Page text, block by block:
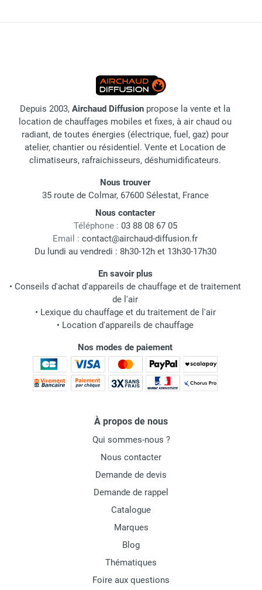
Depuis 2003, Airchaud Diffusion propose la vente et la
location de chauffages mobiles et fixes, à air chaud ou
radiant, de toutes énergies (électrique, fuel, gaz) pour
atelier, chantier ou résidentiel. Vente et Location de
climatiseurs, rafraichisseurs, déshumidificateurs.
Nous trouver
35 route de Colmar, 67600 Sélestat, France
Nous contacter
Téléphone : 03 88 08 67 05
Email : contact@airchaud-diffusion.fr
Du lundi au vendredi : 8h30-12h et 13h30-17h30
En savoir plus
• Conseils d'achat d'appareils de chauffage et de traitement
de l'air
• Lexique du chauffage et du traitement de l'air
• Location d'appareils de chauffage
Nos modes de paiement
À propos de nous
Qui sommes-nous ?
Nous contacter
Demande de devis
Demande de rappel
Catalogue
Marques
Blog
Thématiques
Foire aux questions